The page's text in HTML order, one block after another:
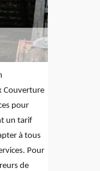
Couverture
pour
un tarif
à tous
Pour
de